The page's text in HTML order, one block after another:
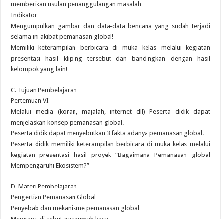
memberikan usulan penanggulangan masalah
Indikator
Mengumpulkan gambar dan data-data bencana yang sudah terjadi
selama ini akibat pemanasan global!
Memiliki keterampilan berbicara di muka kelas melalui kegiatan
presentasi hasil kliping tersebut dan bandingkan dengan hasil
kelompok yang lain!
C. Tujuan Pembelajaran
Pertemuan VI
Melalui media (koran, majalah, internet dll) Peserta didik dapat
menjelaskan konsep pemanasan global.
Peserta didik dapat menyebutkan 3 fakta adanya pemanasan global.
Peserta didik memiliki keterampilan berbicara di muka kelas melalui
kegiatan presentasi hasil proyek “Bagaimana Pemanasan global
Mempengaruhi Ekosistem?”
D. Materi Pembelajaran
Pengertian Pemanasan Global
Penyebab dan mekanisme pemanasan global